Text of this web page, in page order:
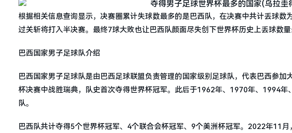
根据相关信息查询显示，决赛圈累计失球数最多的是巴西队，在决赛中共计丢球
过关斩将打入半决赛。最终7球大败也让巴西队颜面尽失创下世界杯历史上丢球数量
巴西国家男子足球队介绍
巴西国家男子足球队是由巴西足球联盟负责管理的国家级别足球队，代表巴西参
杯决赛中战胜瑞典，队史首次夺得世界杯冠军。此后于1962年、1970年、1994
队。
巴西队共计夺得5个世界杯冠军、4个联合会杯冠军、9个美洲杯冠军。2022年11